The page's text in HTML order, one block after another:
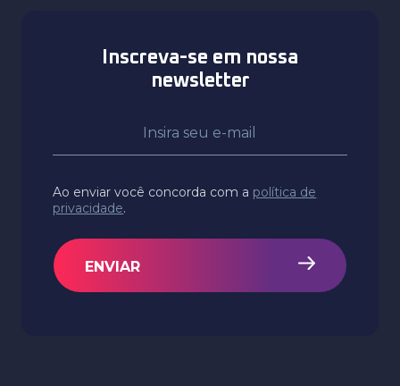
Inscreva-se em nossa
newsletter
Ao enviar você concorda com a política de
privacidade.
ENVIAR